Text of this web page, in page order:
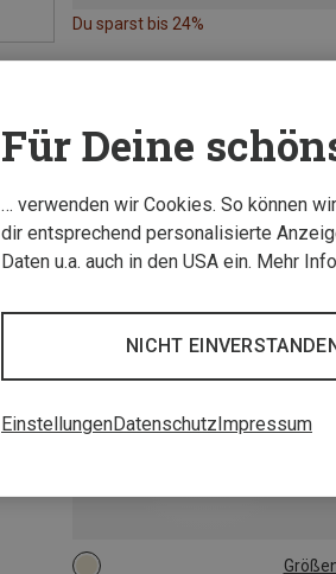
Du sparst bis 24%
Für Deine
… verwenden wir Cookies. So können
dir entsprechend personalisierte
Daten u.a. auch in den USA ein. Mehr
NICHT
EinstellungenDatenschutzImpressum